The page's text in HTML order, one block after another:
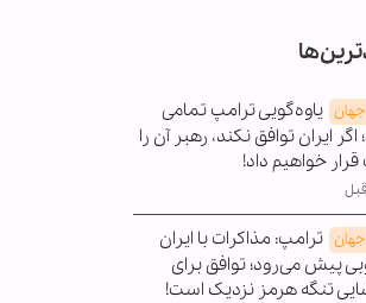
جهان یاوه‌گویی ترامپ تمامی
اگر ایران توافق نکند، رهبر آن را
خواهیم داد!
جهان ترامپ: مذاکرات با ایران
پیش می‌رود؛ توافق برای
تنگه هرمز نزدیک است!